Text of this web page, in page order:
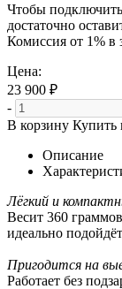
Чтобы
достаточно
Комиссия от 1% в
Цена:
23 900 ₽
-
В корзину Купить
Описание
Лёгкий и
Весит 360
идеально
Пригодится на
Работает без